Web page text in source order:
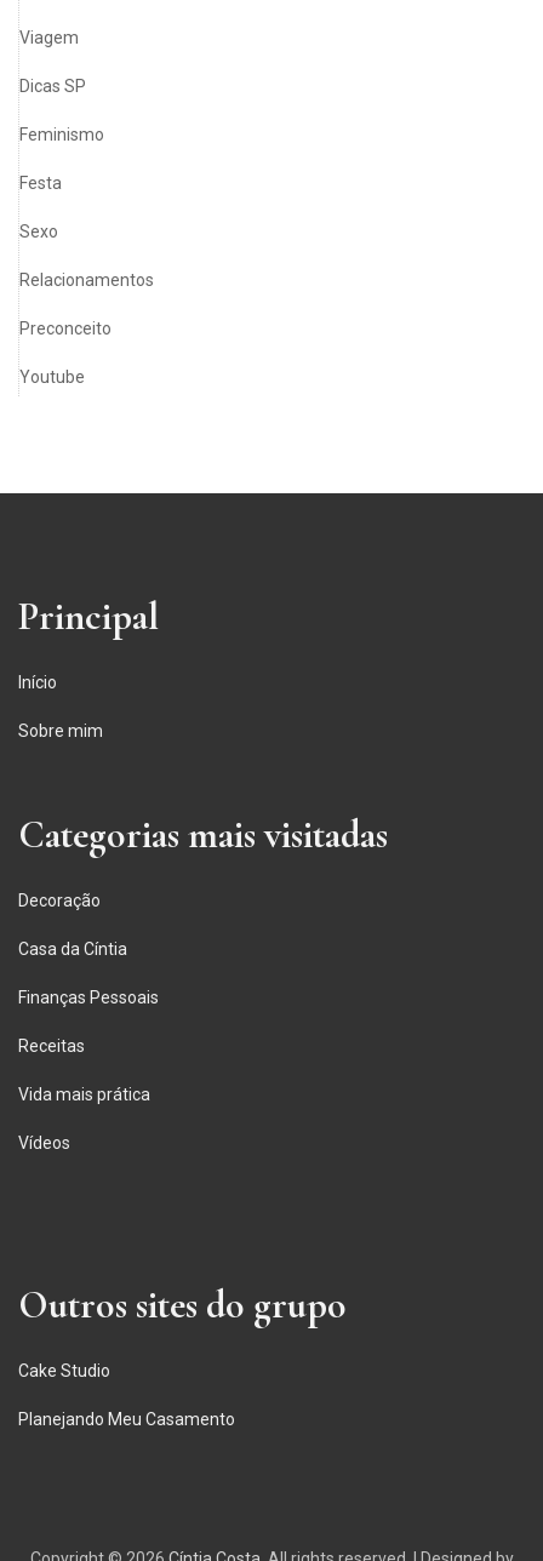
Viagem
Dicas SP
Feminismo
Festa
Sexo
Relacionamentos
Preconceito
Youtube
Principal
Início
Sobre mim
Categorias mais visitadas
Decoração
Casa da Cíntia
Finanças Pessoais
Receitas
Vida mais prática
Vídeos
Outros sites do grupo
Cake Studio
Planejando Meu Casamento